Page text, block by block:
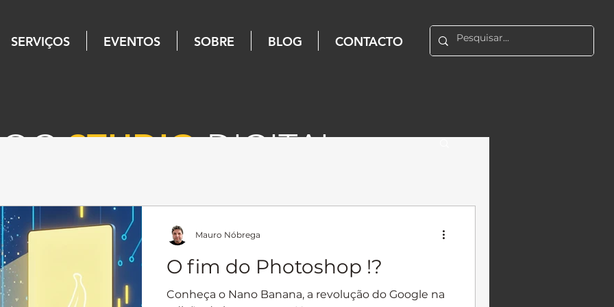
SERVIÇOS EVENTOS SOBRE BLOG CONTACTO
STUDIODIGITAL
O fim do Photoshop !?
Conheça o Nano Banana, a revolução do Google na
Mauro Nóbrega